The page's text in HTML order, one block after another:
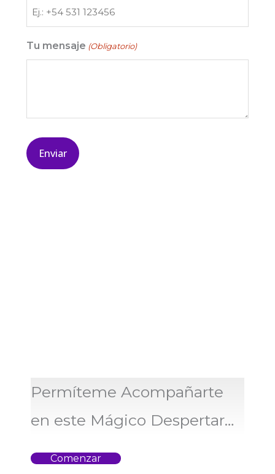
Tu mensaje (Obligatorio)
Permíteme Acompañarte
en este Mágico Despertar…
Comenzar